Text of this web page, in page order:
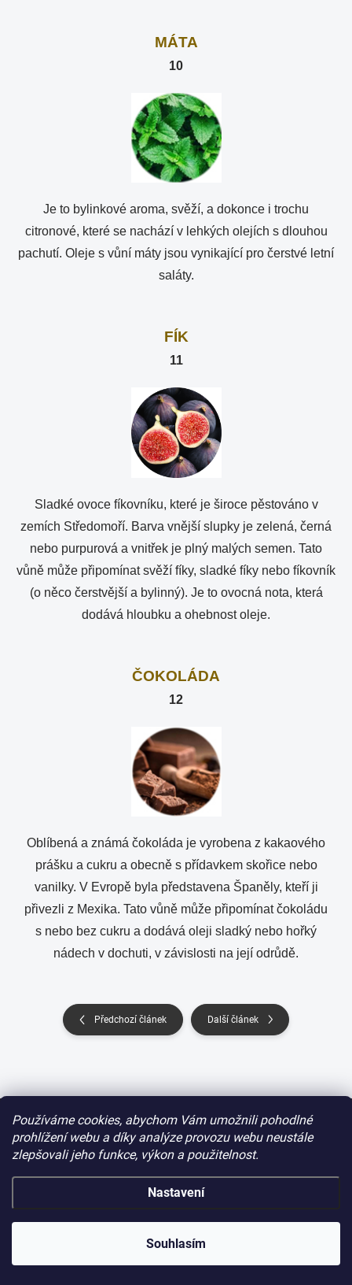
Používáme cookies, abychom Vám umožnili pohodlné
prohlížení webu a díky analýze provozu webu neustále
zlepšovali jeho funkce, výkon a použitelnost.
Nastavení
Souhlasím
MÁTA
10
Je to bylinkové aroma, svěží, a dokonce i trochu
citronové, které se nachází v lehkých olejích s dlouhou
pachutí. Oleje s vůní máty jsou vynikající pro čerstvé letní
saláty.
FÍK
11
Sladké ovoce fíkovníku, které je široce pěstováno v
zemích Středomoří. Barva vnější slupky je zelená, černá
nebo purpurová a vnitřek je plný malých semen. Tato
vůně může připomínat svěží fíky, sladké fíky nebo fíkovník
(o něco čerstvější a bylinný). Je to ovocná nota, která
dodává hloubku a ohebnost oleje.
ČOKOLÁDA
12
Oblíbená a známá čokoláda je vyrobena z kakaového
prášku a cukru a obecně s přídavkem skořice nebo
vanilky. V Evropě byla představena Španěly, kteří ji
přivezli z Mexika. Tato vůně může připomínat čokoládu
s nebo bez cukru a dodává oleji sladký nebo hořký
nádech v dochuti, v závislosti na její odrůdě.
Předchozí článek Další článek
Obchodní podmínky